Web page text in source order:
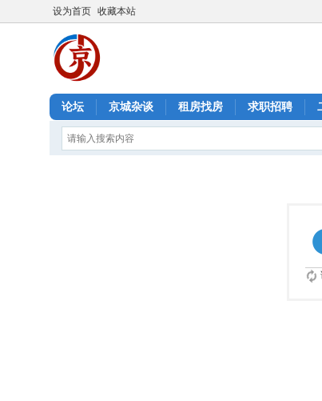
设为首页 收藏本站
论坛 京城杂谈 租房找房 求职招聘